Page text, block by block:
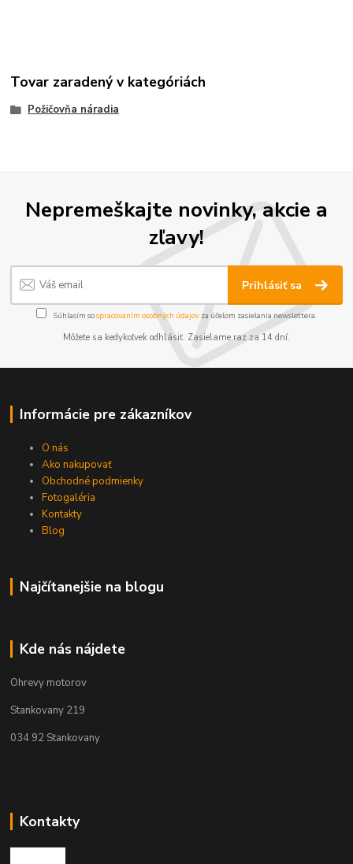
Tovar zaradený v kategóriách
Požičovňa náradia
Nepremeškajte novinky, akcie a
zľavy!
Prihlásiť sa
Súhlasím sospracovaním osobných údajov za účelom zasielania newslettera.
Môžete sa kedykoľvek odhlásiť. Zasielame raz za 14 dní.
Informácie pre zákazníkov
O nás
Ako nakupovať
Obchodné podmienky
Fotogaléria
Kontakty
Blog
Najčítanejšie na blogu
Kde nás nájdete
Ohrevy motorov
Stankovany 219
034 92 Stankovany
Kontakty